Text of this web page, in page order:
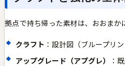
拠点で持ち帰った素材は、おおまか
クラフト ：設計図（ブループリ
アップグレード（アプグレ）
：